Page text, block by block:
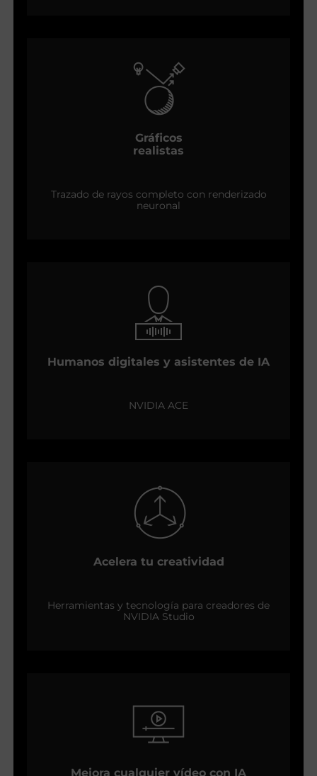
Gráficos
realistas
Trazado de rayos completo con renderizado
neuronal
Humanos digitales y asistentes de IA
NVIDIA ACE
Acelera tu creatividad
Herramientas y tecnología para creadores de
NVIDIA Studio
Mejora cualquier vídeo con IA